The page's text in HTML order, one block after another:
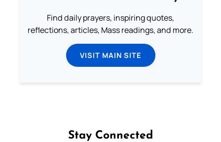
Find daily prayers, inspiring quotes,
reflections, articles, Mass readings, and more.
VISIT MAIN SITE
Stay Connected